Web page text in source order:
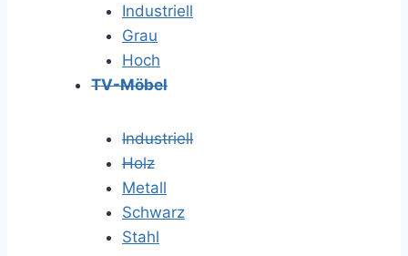
Industriell
Grau
Hoch
TV-Möbel
Industriell
Holz
Metall
Schwarz
Stahl